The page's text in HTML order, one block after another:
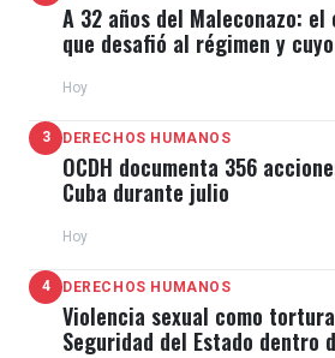
A 32 años del Maleconazo:
que desafió al régimen y
Hoy
3 DERECHOS HUMANOS
OCDH documenta 356
Cuba durante julio
Hoy
4 DERECHOS HUMANOS
Violencia sexual como
Seguridad del Estado dentro